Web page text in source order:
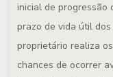
inicial de progressão
prazo de vida útil
proprietário realiza
chances de ocorrer